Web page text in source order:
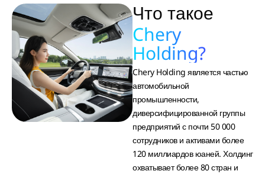
Что такое
Chery
Holding?
Chery Holding является частью
автомобильной
промышленности,
диверсифицированной группы
предприятий с почти 50 000
сотрудников и активами более
120 миллиардов юаней. Холдинг
охватывает более 80 стран и